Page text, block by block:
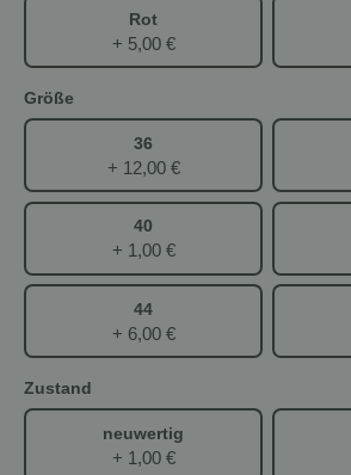
Rot
+ 5,00 €
Größe
36
+ 12,00 €
40
+ 1,00 €
44
+ 6,00 €
Zustand
neuwertig
+ 1,00 €